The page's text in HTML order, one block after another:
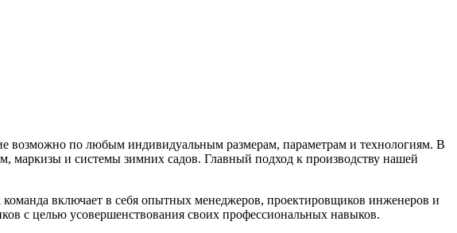
возможно по любым индивидуальным размерам, параметрам и технологиям. В
маркизы и системы зимних садов. Главный подход к производству нашей
включает в себя опытных менеджеров, проектировщиков инженеров и
с целью усовершенствования своих профессиональных навыков.